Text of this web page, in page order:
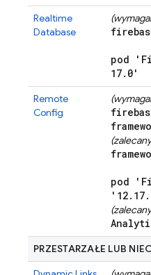
Realtime
Database
pod
17. 0'
Remote
Config
pod
'12. 17.
PRZESTARZAŁE LUB